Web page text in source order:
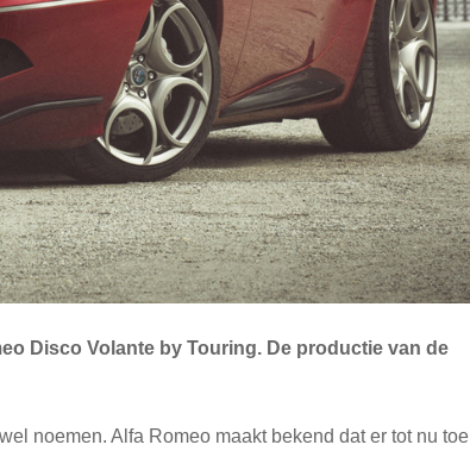
Disco Volante by Touring. De productie van de
noemen. Alfa Romeo maakt bekend dat er tot nu toe